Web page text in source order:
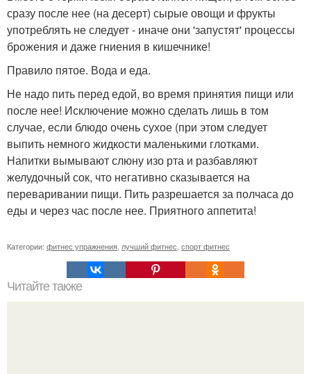
сразу после нее (на десерт) сырые овощи и фрукты
употреблять не следует - иначе они 'запустят' процессы
брожения и даже гниения в кишечнике!
Правило пятое. Вода и еда.
Не надо пить перед едой, во время принятия пищи или
после нее! Исключение можно сделать лишь в том
случае, если блюдо очень сухое (при этом следует
выпить немного жидкости маленькими глотками.
Напитки вымывают слюну изо рта и разбавляют
желудочный сок, что негативно сказывается на
переваривании пищи. Пить разрешается за полчаса до
еды и через час после нее. Приятного аппетита!
Категории: фитнес упражнения лучший фитнес спорт фитнес
Читайте также